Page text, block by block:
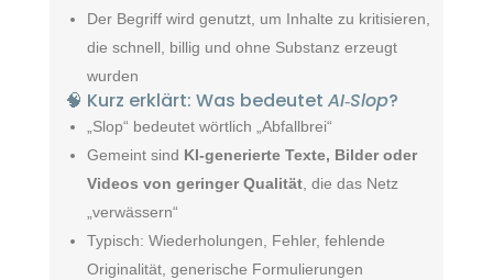
Der Begriff wird genutzt, um Inhalte zu kritisieren,
die schnell, billig und ohne Substanz erzeugt
wurden
🧠 Kurz erklärt: Was bedeutet AI‑Slop?
„Slop“ bedeutet wörtlich „Abfallbrei“
Gemeint sind KI‑generierte Texte, Bilder oder
Videos von geringer Qualität, die das Netz
„verwässern“
Typisch: Wiederholungen, Fehler, fehlende
Originalität, generische Formulierungen